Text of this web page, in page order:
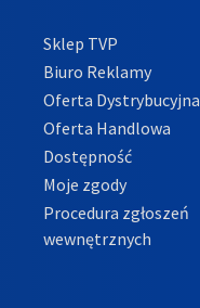
Sklep TVP
Biuro Reklamy
Oferta Dystrybucyjna
Oferta Handlowa
Dostępność
Moje zgody
Procedura zgłoszeń
wewnętrznych